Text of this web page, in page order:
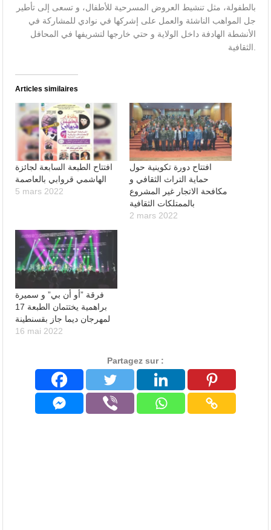
بالطفولة، مثل تنشيط العروض المسرحية للأطفال، و تسعى إلى تأطير
جل المواهب الناشئة والعمل على إشركها في نوادي للمشاركة في
الأنشطة الهادفة داخل الولاية و حتي خارجها لتشريفها في المحافل
Articles similaires
افتتاح الطبعة السابعة لجائزة
الهاشمي قروابي بالعاصمة
5 mars 2022
افتتاح دورة تكوينية حول
حماية التراث الثقافي و
مكافحة الاتجار غير المشروع
بالممتلكات الثقافية
2 mars 2022
فرقة ”أو أن بي” و سميرة
براهمية يختتمان الطبعة 17
لمهرجان ديما جاز بقسنطينة
16 mai 2022
Partagez sur :